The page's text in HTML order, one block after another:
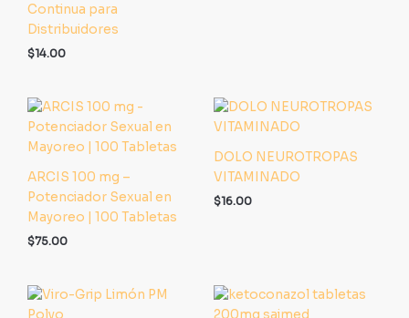
Continua para
Distribuidores
$14.00
ARCIS 100 mg –
Potenciador Sexual en
Mayoreo | 100 Tabletas
$75.00
DOLO NEUROTROPAS
VITAMINADO
$16.00